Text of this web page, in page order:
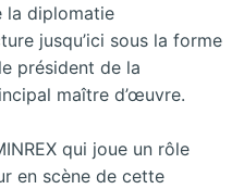
la diplomatie
jusqu’ici sous la forme
président de la
maître d’œuvre.
qui joue un rôle
en scène de cette